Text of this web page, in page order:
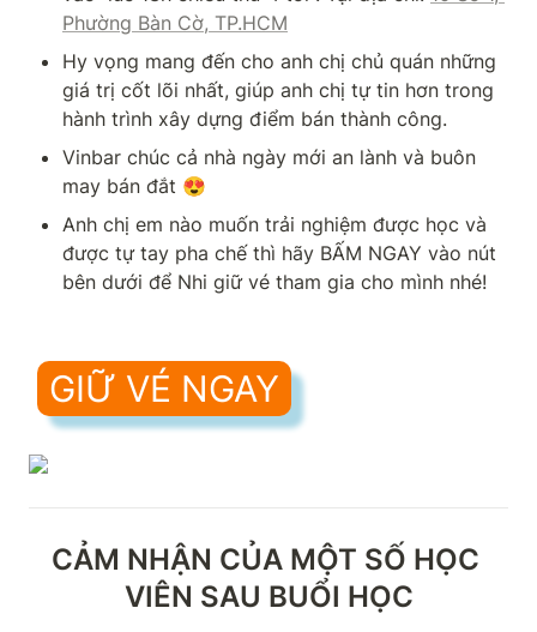
Phường Bàn Cờ, TP.HCM
Hy vọng mang đến cho anh chị chủ quán những
giá trị cốt lõi nhất, giúp anh chị tự tin hơn trong
hành trình xây dựng điểm bán thành công.
Vinbar chúc cả nhà ngày mới an lành và buôn
may bán đắt 😍
Anh chị em nào muốn trải nghiệm được học và
được tự tay pha chế thì hãy BẤM NGAY vào nút
bên dưới để Nhi giữ vé tham gia cho mình nhé!
GIỮ VÉ NGAY
CẢM NHẬN CỦA MỘT SỐ HỌC
VIÊN SAU BUỔI HỌC